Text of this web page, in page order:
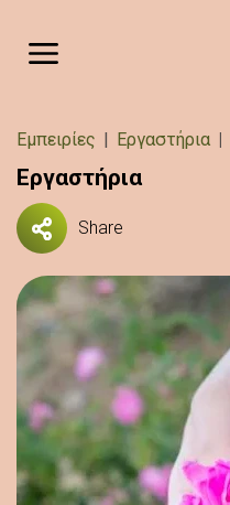
Breadcrumb
Εμπειρίες Εργαστήρια
Εργαστήρια
Share